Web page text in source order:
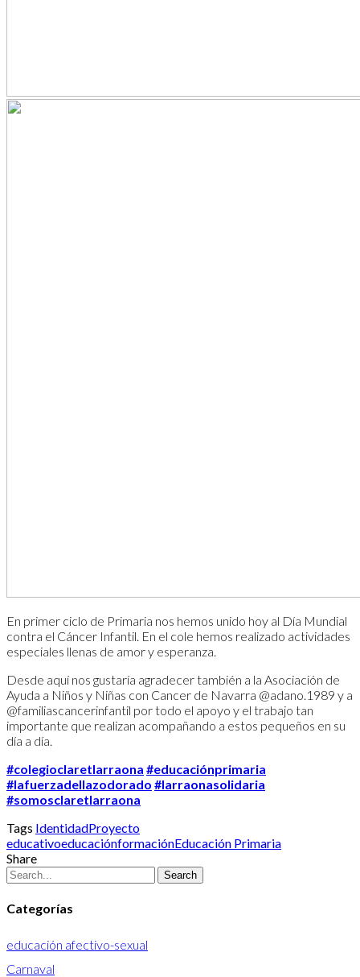
En primer ciclo de Primaria nos hemos unido hoy al Día Mundial
contra el Cáncer Infantil. En el cole hemos realizado actividades
especiales llenas de amor y esperanza.
Desde aquí nos gustaría agradecer también a la Asociación de
Ayuda a Niños y Niñas con Cancer de Navarra @adano.1989 y a
@familiascancerinfantil por todo el apoyo y el trabajo tan
importante que realizan acompañando a estos pequeños en su
día a día.
#colegioclaretlarraona #educaciónprimaria
#lafuerzadellazodorado #larraonasolidaria
#somosclaretlarraona
Tags IdentidadProyecto
educativoeducaciónformaciónEducación Primaria
Share
Search
Categorías
educación afectivo-sexual
Carnaval